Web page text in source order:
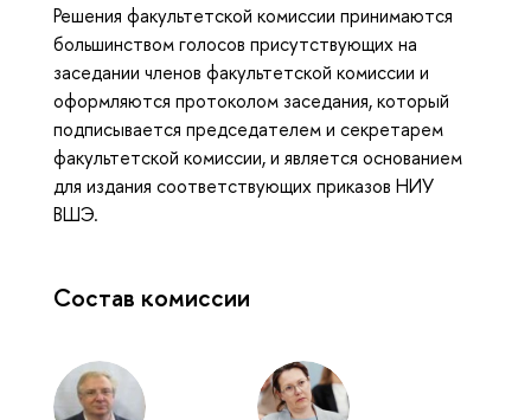
Решения факультетской комиссии принимаются
большинством голосов присутствующих на
заседании членов факультетской комиссии и
оформляются протоколом заседания, который
подписывается председателем и секретарем
факультетской комиссии, и является основанием
для издания соответствующих приказов НИУ
ВШЭ.
Состав комиссии